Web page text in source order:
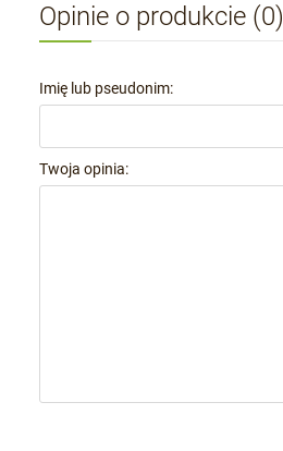
Opinie o produkcie (0)
Imię lub pseudonim:
Twoja opinia: